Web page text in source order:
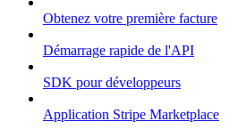
Obtenez votre première facture
Démarrage rapide de l'API
SDK pour développeurs
Application Stripe Marketplace